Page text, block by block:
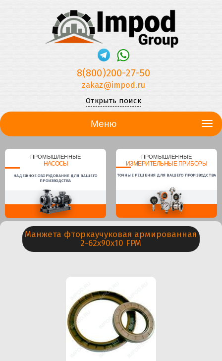
8(800)200-27-50
zakaz@impod.ru
Открыть поиск
Меню
ПРОМЫШЛЕННЫЕ
НАСОСЫ
НАДЕЖНОЕ ОБОРУДОВАНИЕ ДЛЯ ВАШЕГО
ПРОИЗВОДСТВА
ПРОМЫШЛЕННЫЕ
ИЗМЕРИТЕЛЬНЫЕ ПРИБОРЫ
ТОЧНЫЕ РЕШЕНИЯ ДЛЯ ВАШЕГО ПРОИЗВОДСТВА
Манжета фторкаучуковая армированная
2-62х90х10 FPM